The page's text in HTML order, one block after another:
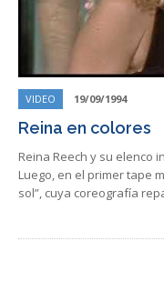
VIDEO 19/09/1994
Reina en colores
Reina Reech y su elenco
Luego, en el primer tape
sol”, cuya coreografía